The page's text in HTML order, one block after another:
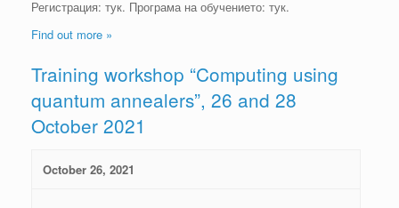
Регистрация: тук. Програма на обучението: тук.
Find out more »
Training workshop “Computing using
quantum annealers”, 26 and 28
October 2021
October 26, 2021